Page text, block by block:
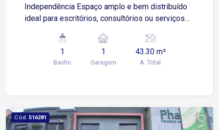
Independência Espaço amplo e bem distribuído
ideal para escritórios, consultórios ou serviços
diferentes configurações de layout Banheiro
privativo oferecendo praticidade e conforto para
a rotina profissional Uma vaga de
General Carneiro facilitando o acesso de clientes
e colaboradores Apenas 3 minutos das Avenidas
1
Banho
1
Garagem
43.30 m²
A. Total
Cód. 516281